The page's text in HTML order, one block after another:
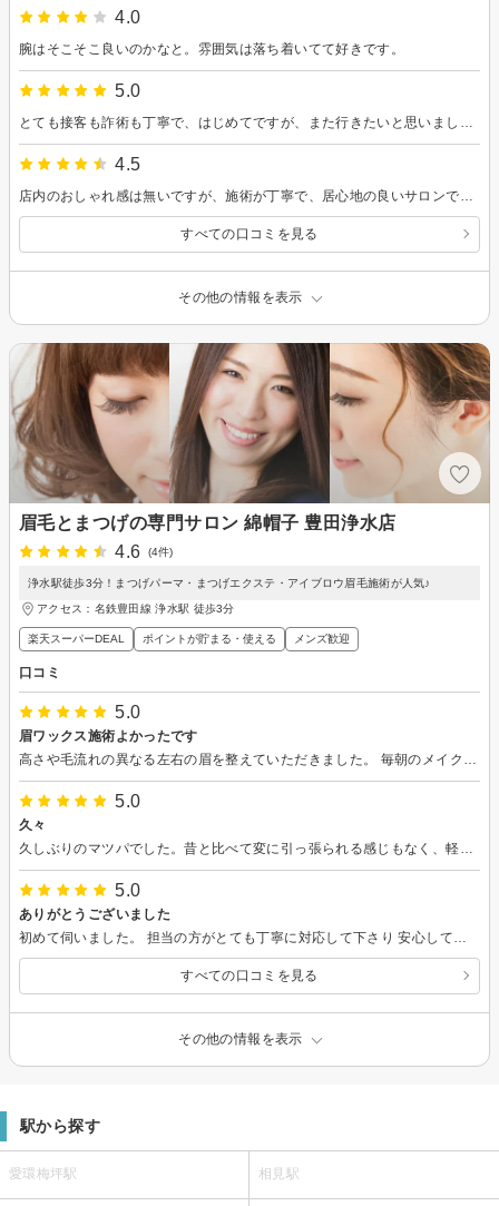
4.0
腕はそこそこ良いのかなと。雰囲気は落ち着いてて好きです。
5.0
4.5
すべての口コミを見る
その他の情報を表示
眉毛とまつげの専門サロン 綿帽子 豊田浄水店
4.6
(4件)
浄水駅徒歩3分！まつげパーマ・まつげエクステ・アイブロウ眉毛施術が人気♪
アクセス：名鉄豊田線 浄水駅 徒歩3分
楽天スーパーDEAL ポイントが貯まる・使える メンズ歓迎
口コミ
5.0
眉ワックス施術よかったです
5.0
久々
5.0
ありがとうございました
すべての口コミを見る
その他の情報を表示
駅から探す
愛環梅坪駅 相見駅